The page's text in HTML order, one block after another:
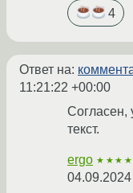
4
Ответ на:
11:21:22 +00:00
Согласен,
текст.
ergo ★★★★